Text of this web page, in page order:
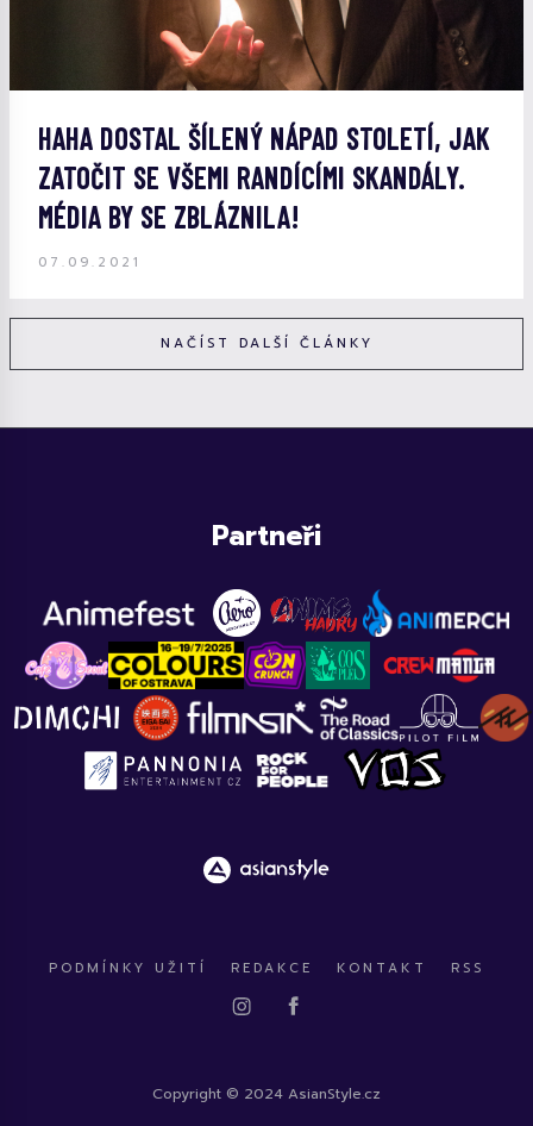
HAHA DOSTAL ŠÍLENÝ NÁPAD STOLETÍ, JAK
ZATOČIT SE VŠEMI RANDÍCÍMI SKANDÁLY.
MÉDIA BY SE ZBLÁZNILA!
07.09.2021
NAČÍST DALŠÍ ČLÁNKY
Partneři
PODMÍNKY UŽITÍ REDAKCE KONTAKT RSS
Copyright © 2024 AsianStyle.cz